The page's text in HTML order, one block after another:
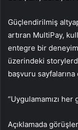
Güçlendirilmiş
artıran MultiPay,
entegre bir
üzerindeki
başvuru
“Uygulamamızı
Açıklamada